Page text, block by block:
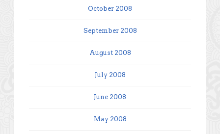
October 2008
September 2008
August 2008
July 2008
June 2008
May 2008